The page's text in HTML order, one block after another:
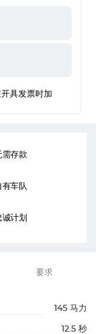
具发票时加
需存款
有车队
诚计划
要求
145 马力
12.5 秒